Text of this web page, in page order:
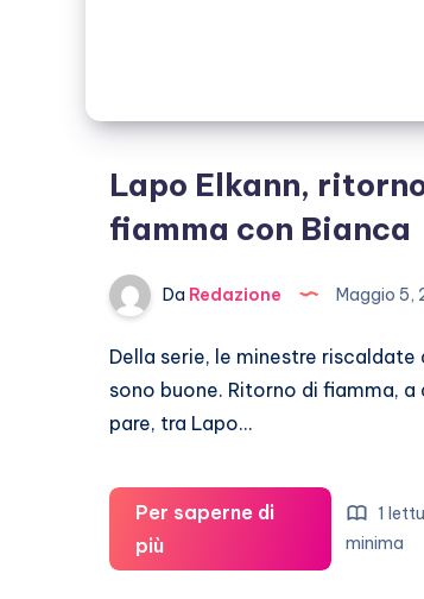
Lapo Elkann,
fiamma con Bianca
Da Redazione Maggio 5,
Della serie, le minestre riscaldate
sono buone. Ritorno di fiamma, a
pare, tra Lapo…
Per saperne di
piùLapo
Elkann,
1
minima